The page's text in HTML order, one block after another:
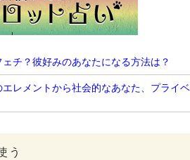
チ？彼好みのあなたになる方法は？
レメントから社会的なあなた、プライベ
う